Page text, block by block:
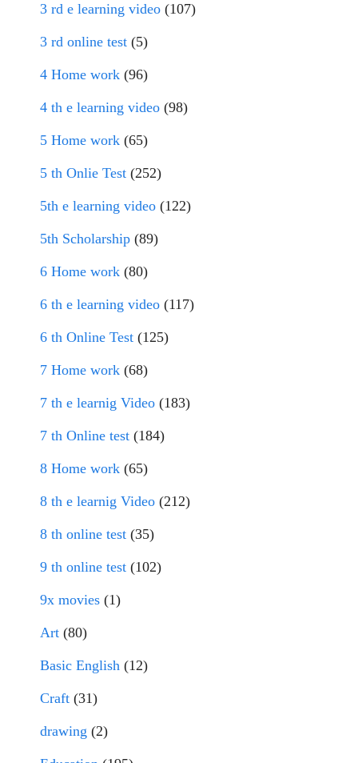
3 rd e learning video (107)
3 rd online test (5)
4 Home work (96)
4 th e learning video (98)
5 Home work (65)
5 th Onlie Test (252)
5th e learning video (122)
5th Scholarship (89)
6 Home work (80)
6 th e learning video (117)
6 th Online Test (125)
7 Home work (68)
7 th e learnig Video (183)
7 th Online test (184)
8 Home work (65)
8 th e learnig Video (212)
8 th online test (35)
9 th online test (102)
9x movies (1)
Art (80)
Basic English (12)
Craft (31)
drawing (2)